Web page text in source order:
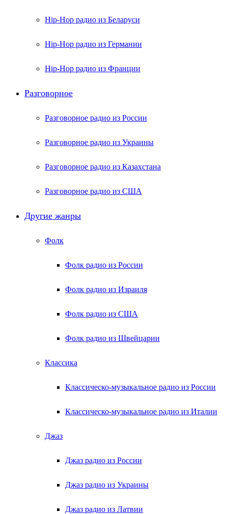
Hip-Hop радио из Беларуси
Hip-Hop радио из Германии
Hip-Hop радио из Франции
Разговорное
Разговорное радио из России
Разговорное радио из Украины
Разговорное радио из Казахстана
Разговорное радио из США
Другие жанры
Фолк
Фолк радио из России
Фолк радио из Израиля
Фолк радио из США
Фолк радио из Швейцарии
Классика
Классическо-музыкальное радио из России
Классическо-музыкальное радио из Италии
Джаз
Джаз радио из России
Джаз радио из Украины
Джаз радио из Латвии